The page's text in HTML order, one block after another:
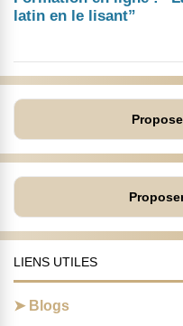
latin en le lisant”
LIENS UTILES
Blogs